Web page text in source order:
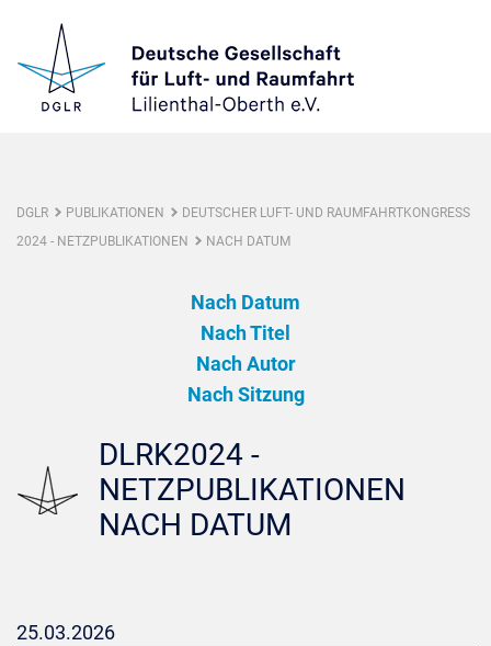
DGLR PUBLIKATIONEN
DEUTSCHER LUFT- UND RAUMFAHRTKONGRESS
2024 - NETZPUBLIKATIONEN
NACH DATUM
Nach Datum
Nach Titel
Nach Autor
Nach Sitzung
DLRK2024 -
NETZPUBLIKATIONEN
NACH DATUM
25.03.2026